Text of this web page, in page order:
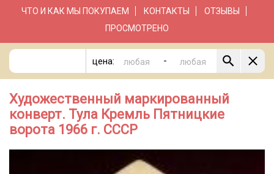
ЧТО И КАК МЫ ПОКУПАЕМ
КОНТАКТЫ
ОТЗЫВЫ
ПРОСМОТРЕНО
цена: -
Художественный маркированный
конверт. Тула Кремль Пятницкие
ворота 1966 г. СССР